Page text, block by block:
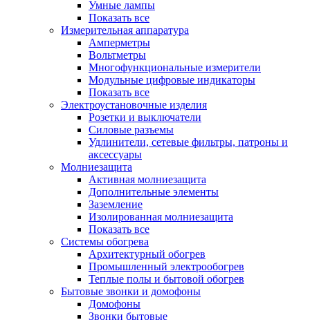
Умные лампы
Показать все
Измерительная аппаратура
Амперметры
Вольтметры
Многофункциональные измерители
Модульные цифровые индикаторы
Показать все
Электроустановочные изделия
Розетки и выключатели
Силовые разъемы
Удлинители, сетевые фильтры, патроны и
аксессуары
Молниезащита
Активная молниезащита
Дополнительные элементы
Заземление
Изолированная молниезащита
Показать все
Системы обогрева
Архитектурный обогрев
Промышленный электрообогрев
Теплые полы и бытовой обогрев
Бытовые звонки и домофоны
Домофоны
Звонки бытовые